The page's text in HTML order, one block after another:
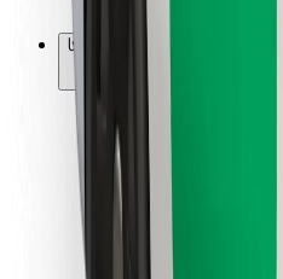
Bolt for Business
სხვა
მომწოდებლები
წესები და პირობები
Cookies